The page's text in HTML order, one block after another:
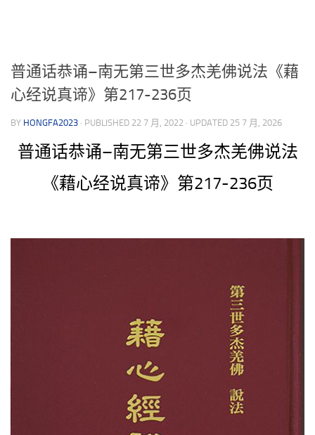
普通话恭诵–南无第三世多杰羌佛说法《藉
心经说真谛》第217-236页
BY HONGFA2023 · PUBLISHED 22 7 月, 2022 · UPDATED 25 7 月, 2026
普通话恭诵–南无第三世多杰羌佛说法
《藉心经说真谛》第217-236页